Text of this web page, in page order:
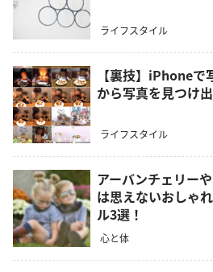
ライフスタイル
【裏技】iPhone
から写真を見つけ
ライフスタイル
アーバンチェリー
は思えないおしゃ
ル3選！
心と体